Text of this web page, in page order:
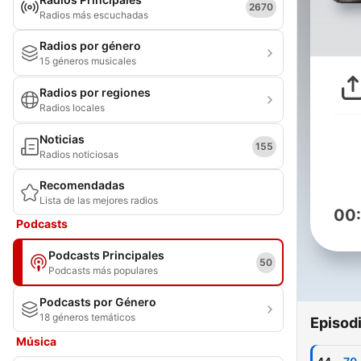
Radios más escuchadas
2670
Radios por género
15 géneros musicales
Radios por regiones
Radios locales
Noticias
Radios noticiosas
155
Recomendadas
Lista de las mejores radios
Podcasts
Podcasts Principales
Podcasts más populares
50
Podcasts por Género
18 géneros temáticos
Música